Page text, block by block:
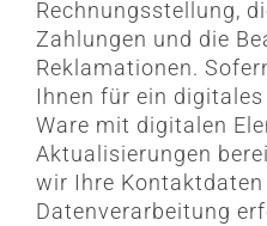
Rechnungsstellung,
Zahlungen und die
Reklamationen.
Ihnen für ein
Ware mit digitalen
Aktualisierungen
wir Ihre
Datenverarbeitung